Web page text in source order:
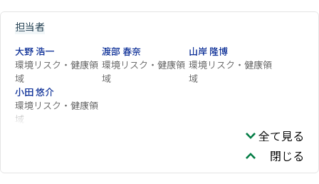
担当者
大野 浩一
環境リスク・健康領
域
渡部 春奈
環境リスク・健康領
域
山岸 隆博
環境リスク・健康領
域
小田 悠介
環境リスク・健康領
域
全て見る
閉じる